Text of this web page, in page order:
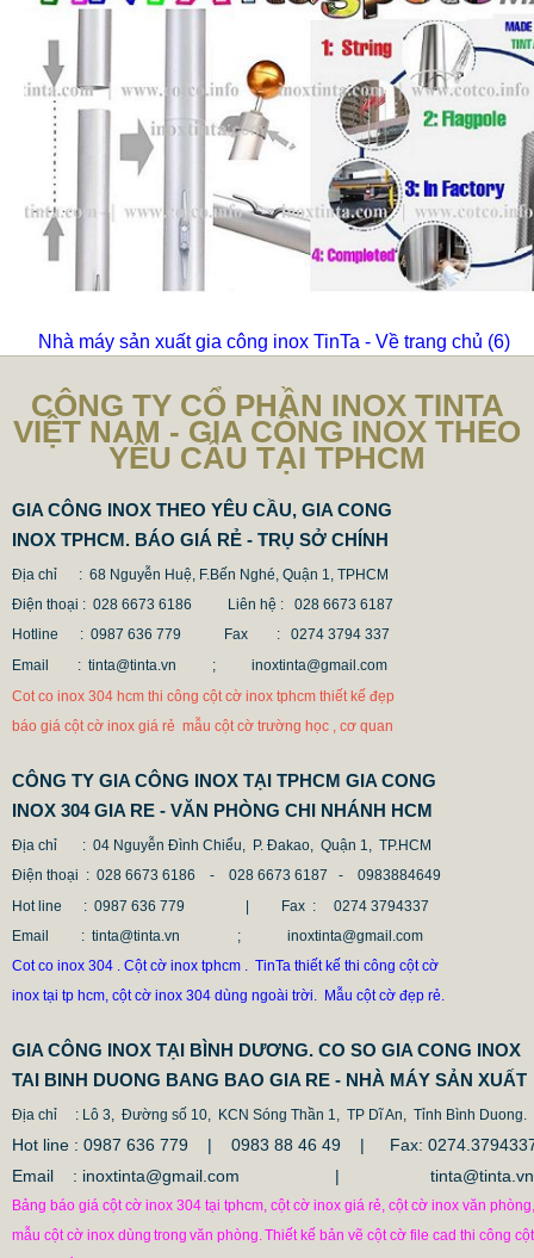
Nhà máy sản xuất gia công inox TinTa - Về trang chủ (5)
CÔNG TY CỔ PHẦN INOX TINTA
VIỆT NAM - GIA CÔNG INOX THEO
YÊU CẦU TẠI TPHCM
GIA CÔNG INOX THEO YÊU CẦU, GIA CONG
INOX TPHCM. BÁO GIÁ RẺ - TRỤ SỞ CHÍNH
Địa chỉ : 68 Nguyễn Huệ, F.Bến Nghé, Quận 1, TPHCM
Điện thoại : 028 6673 6186
Liên hệ : 028 6673 6187
Hotline : 0987 636 779 Fax
: 0274 3794 337
Email : tinta@tinta.vn ;
inoxtinta@gmail.com
Cot co inox 304 hcm thi công cột cờ inox tphcm thiết kế đẹp
báo giá cột cờ inox giá rẻ mẫu cột cờ trường học , cơ quan
CÔNG TY GIA CÔNG INOX TẠI TPHCM GIA CONG
INOX 304 GIA RE - VĂN PHÒNG CHI NHÁNH HCM
Địa chỉ
: 04 Nguyễn Đình Chiểu, P. Đakao, Quận 1, TP.HCM
Điện thoại : 028 6673 6186 - 028 6673 6187 -
0983884649
Hot line
: 0987 636 779 | Fax :
0274 3794337
Email
: tinta@tinta.vn ; inoxtinta@gmail.com
Cot co inox 304 . Cột cờ inox tphcm . TinTa thiết kế thi công cột cờ
inox tại tp hcm, cột cờ inox 304 dùng ngoài trời. Mẫu cột cờ đẹp rẻ.
GIA CÔNG INOX TẠI BÌNH DƯƠNG. CO SO GIA CONG INOX
TAI BINH DUONG BANG BAO GIA RE - NHÀ MÁY SẢN XUẤT
Địa chỉ : Lô 3, Đường số 10, KCN Sóng Thần 1, TP Dĩ An, Tỉnh Bình Duong.
Hot line : 0987 636 779 | 0983 88 46 49 |
Fax:
Email : inoxtinta@gmail.com | tinta@tinta.vn
Bảng báo giá cột cờ inox 304 tại tphcm, cột cờ inox giá rẻ, cột cờ inox văn phòng,
mẫu cột cờ inox dùng trong văn phòng.Thiết kế bản vẽ cột cờ file cad thi công cột